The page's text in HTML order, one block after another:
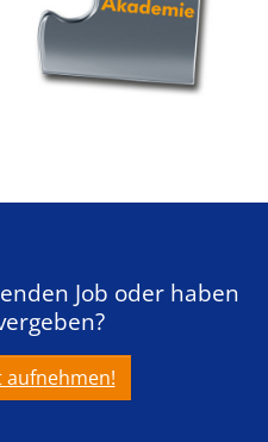
Job oder haben
aufnehmen!